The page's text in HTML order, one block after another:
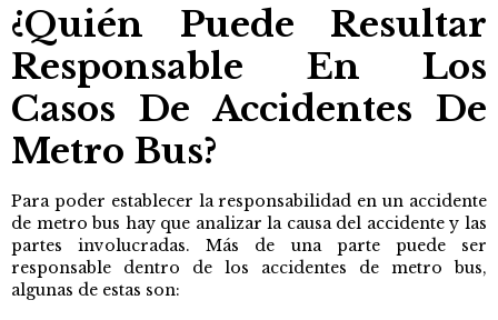
¿Quién Puede Resultar
Responsable En Los
Casos De Accidentes De
Metro Bus?
Para poder establecer la responsabilidad en un accidente
de metro bus hay que analizar la causa del accidente y las
partes involucradas. Más de una parte puede ser
responsable dentro de los accidentes de metro bus,
algunas de estas son: